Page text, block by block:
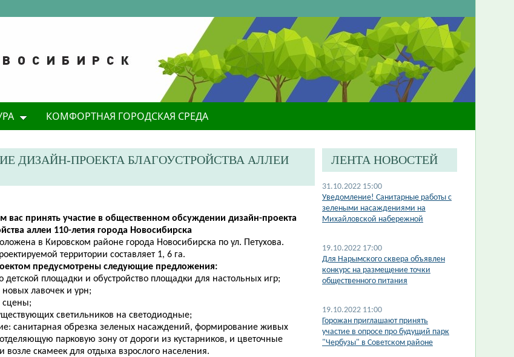
КОМФОРТНАЯ ГОРОДСКАЯ СРЕДА
ДИЗАЙН-ПРОЕКТА БЛАГОУСТРОЙСТВА АЛЛЕИ
вас принять участие в общественном обсуждении дизайн-проекта
аллеи 110-летия города Новосибирска
в Кировском районе города Новосибирска по ул. Петухова.
территории составляет 1, 6 га.
предусмотрены следующие предложения:
детской площадки и обустройство площадки для настольных игр;
новых лавочек и урн;
сцены;
светильников на светодиодные;
санитарная обрезка зеленых насаждений, формирование живых
парковую зону от дороги из кустарников, и цветочные
возле скамеек для отдыха взрослого населения.
ЛЕНТА НОВОСТЕЙ
31.10.2022 15:00
Уведомление! Санитарные работы с
зелеными насаждениями на
Михайловской набережной
19.10.2022 17:00
​Для Нарымского сквера объявлен
конкурс на размещение точки
общественного питания
19.10.2022 11:00
Горожан приглашают принять
участие в опросе про будущий парк
"Чербузы" в Советском районе